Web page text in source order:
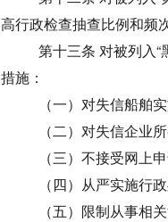
高行政检查抽查比例和频
第十三条 对被列入
措施：
（一）对失信船舶
（二）对失信企业
（三）不接受网上
（四）从严实施行
（五）限制从事相